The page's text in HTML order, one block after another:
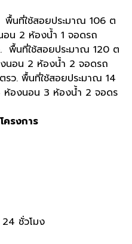
พื้นที่ใช้สอยประมาณ 106 ต
อน 2 ห้องน้ำ 1 จอดรถ
พื้นที่ใช้สอยประมาณ 120 ต
นอน 2 ห้องน้ำ 2 จอดรถ
รว. พื้นที่ใช้สอยประมาณ 14
ห้องนอน 3 ห้องน้ำ 2 จอดร
ครงการ
ชั่วโมง